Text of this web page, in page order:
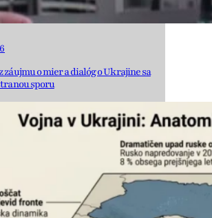
záujmu o mier a dialóg o Ukrajine sa
sporu